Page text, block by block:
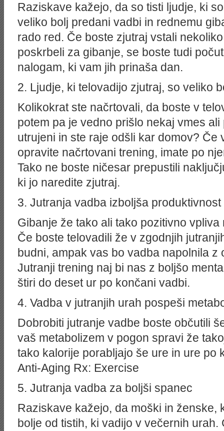
Raziskave kažejo, da so tisti ljudje, ki
veliko bolj predani vadbi in rednemu
rado red. Če boste zjutraj vstali
poskrbeli za gibanje, se boste tudi
nalogam, ki vam jih prinaša dan.
2. Ljudje, ki telovadijo zjutraj, so veliko
Kolikokrat ste načrtovali, da boste v
potem pa je vedno prišlo nekaj vmes
utrujeni in ste raje odšli kar domov? Če
opravite načrtovani trening, imate po
Tako ne boste ničesar prepustili
ki jo naredite zjutraj.
3. Jutranja vadba izboljša produktivnost
Gibanje že tako ali tako pozitivno
Če boste telovadili že v zgodnjih
budni, ampak vas bo vadba napolnila z
Jutranji trening naj bi nas z boljšo
štiri do deset ur po končani vadbi.
4. Vadba v jutranjih urah pospeši
Dobrobiti jutranje vadbe boste občutili
vaš metabolizem v pogon spravi že
tako kalorije porabljajo še ure in ure po
Anti-Aging Rx: Exercise
5. Jutranja vadba za boljši spanec
Raziskave kažejo, da moški in ženske,
bolje od tistih, ki vadijo v večernih